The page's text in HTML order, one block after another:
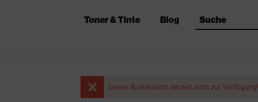
Toner & Tinte Blog Suche
Dieser Artikel steht derzeit nicht zur Verfügung!